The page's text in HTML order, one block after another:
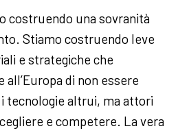
costruendo una sovranità
Stiamo costruendo leve
e strategiche che
all’Europa di non essere
tecnologie altrui, ma attori
e competere. La vera